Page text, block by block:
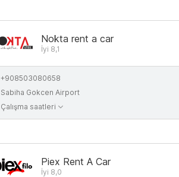
Nokta rent a car
İyi 8,1
+908503080658
Sabiha Gokcen Airport
Çalışma saatleri
Piex Rent A Car
İyi 8,0